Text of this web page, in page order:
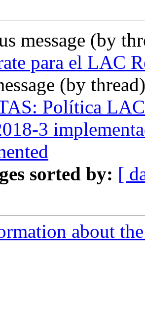
message (by
para el LAC
(by
Política
3
sorted by: [
about